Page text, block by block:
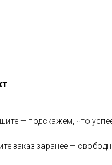
— подскажем, что
заказ заранее —